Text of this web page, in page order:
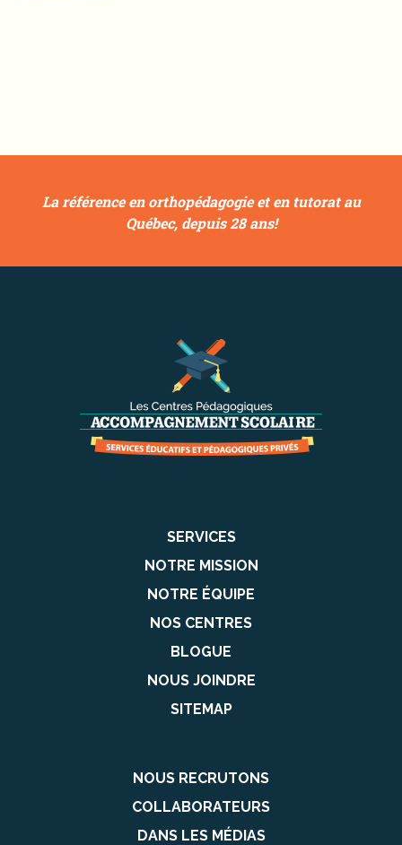
La référence en orthopédagogie et en tutorat au
Québec, depuis 28 ans!
SERVICES
NOTRE MISSION
NOTRE ÉQUIPE
NOS CENTRES
BLOGUE
NOUS JOINDRE
SITEMAP
NOUS RECRUTONS
COLLABORATEURS
DANS LES MÉDIAS